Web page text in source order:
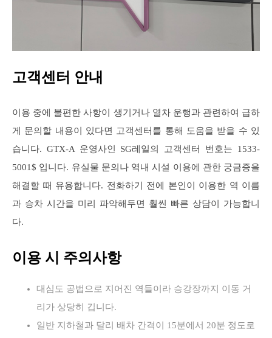
고객센터 안내
이용 중에 불편한 사항이 생기거나 열차 운행과 관련하여 급하
게 문의할 내용이 있다면 고객센터를 통해 도움을 받을 수 있
습니다. GTX-A 운영사인 SG레일의 고객센터 번호는 1533-
5001$ 입니다. 유실물 문의나 역내 시설 이용에 관한 궁금증을
해결할 때 유용합니다. 전화하기 전에 본인이 이용한 역 이름
과 승차 시간을 미리 파악해두면 훨씬 빠른 상담이 가능합니
다.
이용 시 주의사항
대심도 공법으로 지어진 역들이라 승강장까지 이동 거
리가 상당히 깁니다.
일반 지하철과 달리 배차 간격이 15분에서 20분 정도로